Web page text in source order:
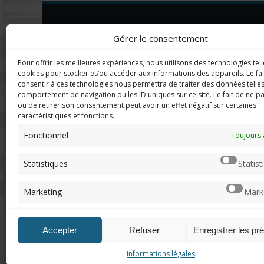
Gérer le consentement
Pour offrir les meilleures expériences, nous utilisons des technologies
cookies pour stocker et/ou accéder aux informations des appareils. Le
consentir à ces technologies nous permettra de traiter des données
comportement de navigation ou les ID uniques sur ce site. Le fait de ne
ou de retirer son consentement peut avoir un effet négatif sur certaines
caractéristiques et fonctions.
Fonctionnel Toujours
Statistiques
Marketing
Accepter Refuser Enregistrer les
Informations légales
Imerod.fr est un site traitant de
reproduction partielle ou complète
sans autorisation préalable est
interdite.
Qui suis-je ?
DERNIERS
en
de
© 2012 - 2026, Imerod. Tous droits réservés.